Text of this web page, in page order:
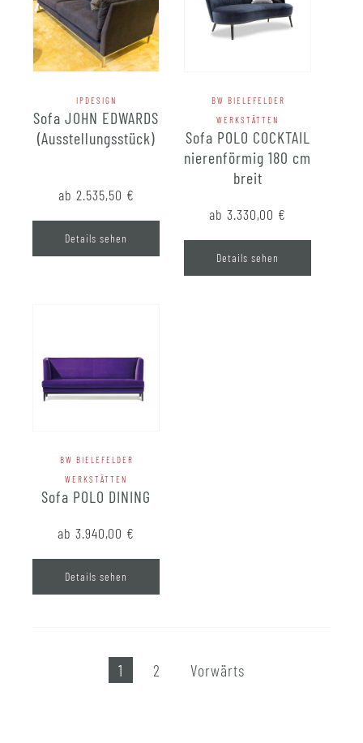
IPDESIGN
Sofa JOHN EDWARDS
(Ausstellungsstück)
ab 2.535,50 €
Details sehen
BW BIELEFELDER
WERKSTÄTTEN
Sofa POLO COCKTAIL
nierenförmig 180 cm
breit
ab 3.330,00 €
Details sehen
BW BIELEFELDER
WERKSTÄTTEN
Sofa POLO DINING
ab 3.940,00 €
Details sehen
1 2 Vorwärts